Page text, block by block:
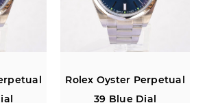
Rolex Oyster Perpetual
39 Blue Dial